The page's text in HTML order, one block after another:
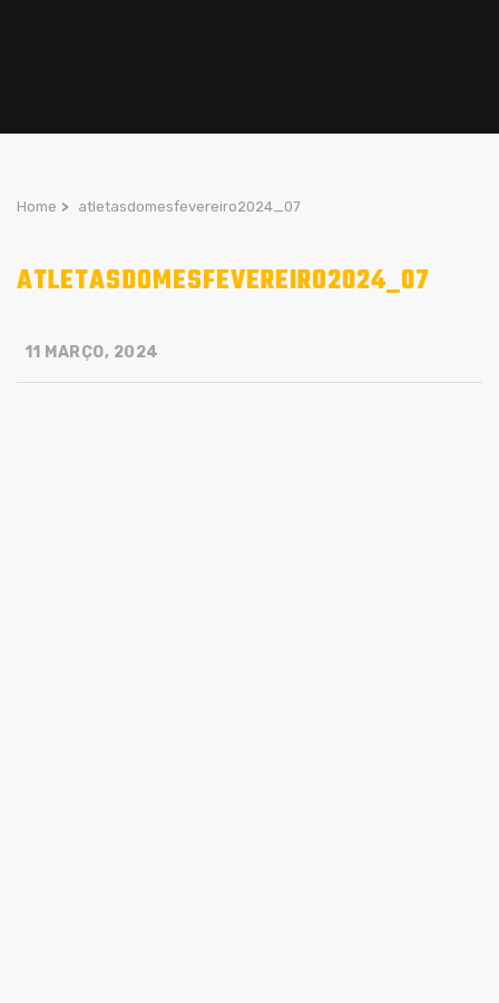
Home > atletasdomesfevereiro2024_07
ATLETASDOMESFEVEREIRO2024_07
11 MARÇO, 2024